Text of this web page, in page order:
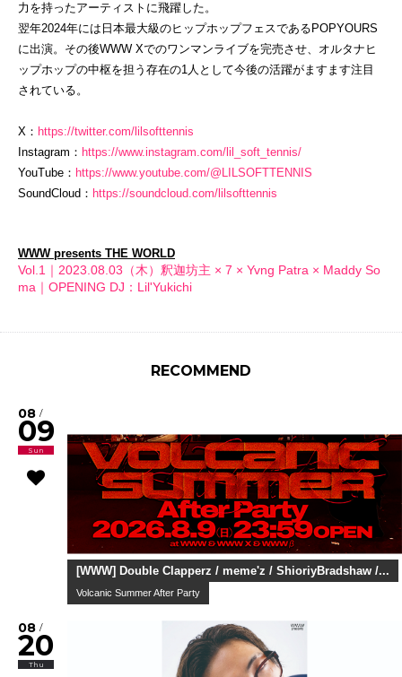
力を持ったアーティストに飛躍した。
翌年2024年には日本最大級のヒップホップフェスであるPOPYOURS
に出演。その後WWW Xでのワンマンライブを完売させ、オルタナヒ
ップホップの中枢を担う存在の1人として今後の活躍がますます注目
されている。
X： https://twitter.com/lilsofttennis
Instagram： https://www.instagram.com/lil_soft_tennis/
YouTube： https://www.youtube.com/@LILSOFTTENNIS
SoundCloud： https://soundcloud.com/lilsofttennis
WWW presents THE WORLD
Vol.1｜2023.08.03（木）釈迦坊主 × 7 × Yvng Patra × Maddy So
ma｜OPENING DJ：Lil'Yukichi
RECOMMEND
08 /
09
Sun
[WWW] Double Clapperz / meme'z / ShioriyBradshaw /...
Volcanic Summer After Party
08 /
20
Thu